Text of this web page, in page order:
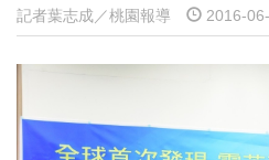
記者葉志成／桃園報導 2016-